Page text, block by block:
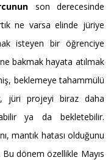
son derecesinde
ne varsa elinde jüriye
isteyen bir öğrenciye
bakmak hayata atılmak
beklemeye tahammülü
jüri projeyi biraz daha
ya da bekletebilir.
mantık hatası olduğunu
dönem özellikle Mayıs